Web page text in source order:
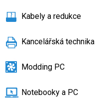
Kabely a redukce
Kancelářská technika
Modding PC
Notebooky a PC